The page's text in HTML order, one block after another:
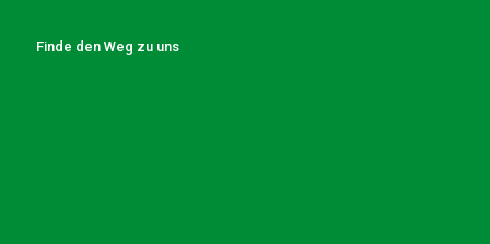
Finde den Weg zu uns